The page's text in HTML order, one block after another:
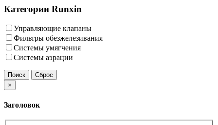
Категории Runxin
Управляющие клапаны
Фильтры обезжелезивания
Системы умягчения
Системы аэрации
×
Заголовок